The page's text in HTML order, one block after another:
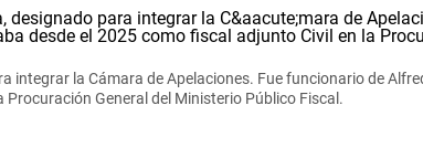
integrar la Cámara de Apelaciones. Fue funcionario de
General del Ministerio Público Fiscal.